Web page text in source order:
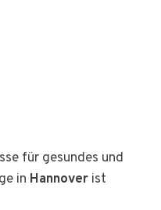
für gesundes und
in Hannover ist